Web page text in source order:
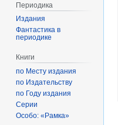
Периодика
Издания
Фантастика в
периодике
Книги
по Месту издания
по Издательству
по Году издания
Серии
Особо: «Рамка»